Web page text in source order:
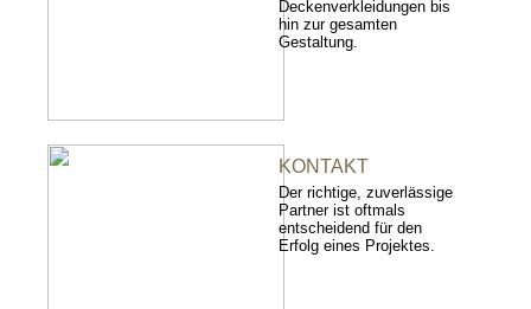
Deckenverkleidungen bis
hin zur gesamten
Gestaltung.
KONTAKT
Der richtige, zuverlässige
Partner ist oftmals
entscheidend für den
Erfolg eines Projektes.